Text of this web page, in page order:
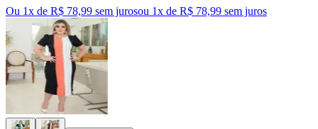
Ou 1x de R$ 78,99 sem jurosou 1x de R$ 78,99 sem juros